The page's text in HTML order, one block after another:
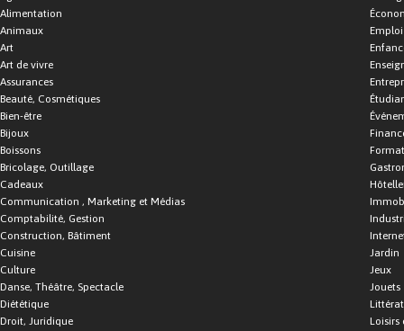
Alimentation
Animaux
Art
Art de vivre
Assurances
Beauté, Cosmétiques
Bien-être
Bijoux
Boissons
Bricolage, Outillage
Cadeaux
Communication , Marketing et Médias
Comptabilité, Gestion
Construction, Bâtiment
Cuisine
Culture
Danse, Théâtre, Spectacle
Diététique
Droit, Juridique
Emploi
Jardin
Jeux
Jouets
Loisirs